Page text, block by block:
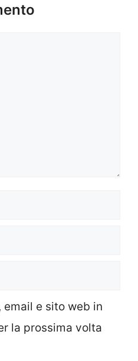
email e sito web in
la prossima volta